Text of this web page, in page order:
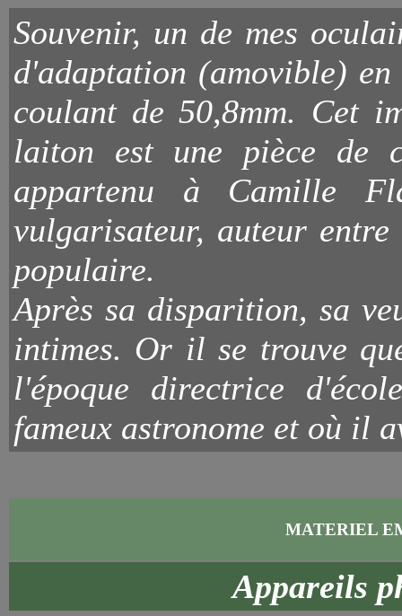
Souvenir, un de mes
d'adaptation (amovible)
coulant de 50,8mm. Cet
laiton est une pièce
appartenu à Camille
vulgarisateur, auteur
populaire.
Après sa disparition, sa
intimes. Or il se trouve
l'époque directrice
fameux astronome et où il
MATERIEL
Appareils